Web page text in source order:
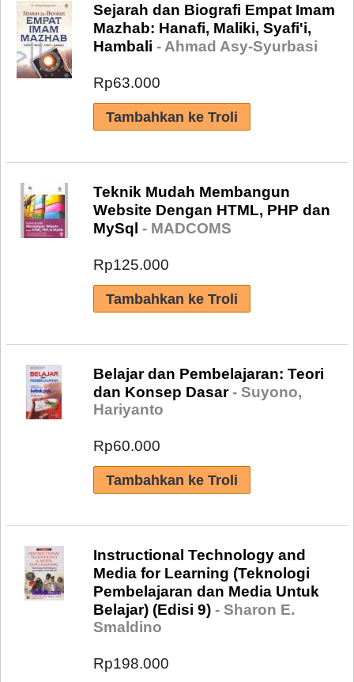
Sejarah dan Biografi Empat Imam
Mazhab: Hanafi, Maliki, Syafi'i,
Hambali - Ahmad Asy-Syurbasi
Rp63.000
Teknik Mudah Membangun
Website Dengan HTML, PHP dan
MySql - MADCOMS
Rp125.000
Belajar dan Pembelajaran: Teori
dan Konsep Dasar- Suyono,
Hariyanto
Rp60.000
Instructional Technology and
Media for Learning (Teknologi
Pembelajaran dan Media Untuk
Belajar) (Edisi 9) - Sharon E.
Smaldino
Rp198.000